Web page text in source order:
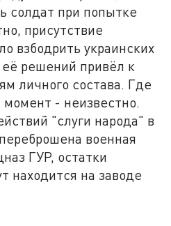
солдат при попытке
присутствие
взбодрить украинских
решений привёл к
личного состава. Где
- неизвестно.
"слуги народа" в
военная
ГУР, остатки
находится на заводе